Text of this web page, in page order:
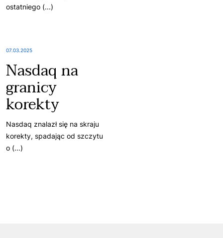
ostatniego (...)
07.03.2025
Nasdaq na
granicy
korekty
Nasdaq znalazł się na skraju
korekty, spadając od szczytu
o (...)